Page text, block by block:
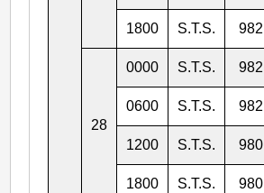
1800 S.T.S. 982
28
0000 S.T.S. 982
0600 S.T.S. 982
1200 S.T.S. 980
1800 S.T.S. 980